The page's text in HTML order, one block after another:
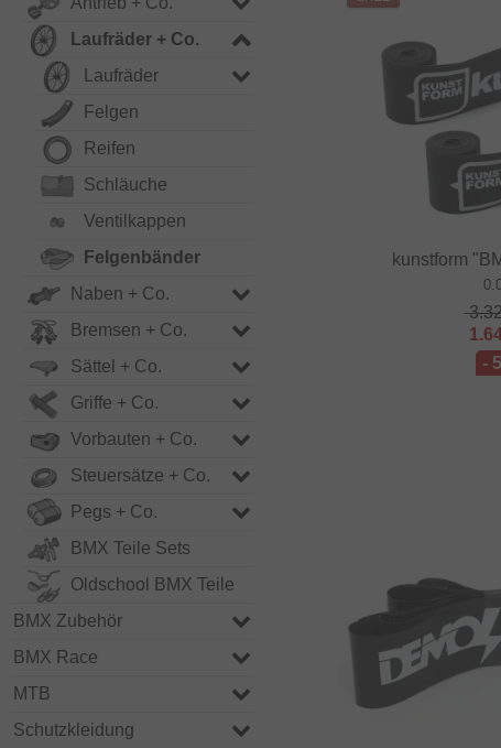
Laufräder + Co.
Laufräder
Felgen
Reifen
Schläuche
Ventilkappen
Felgenbänder
Naben + Co.
Bremsen + Co.
Sättel + Co.
Griffe + Co.
Vorbauten + Co.
Steuersätze + Co.
Pegs + Co.
BMX Teile Sets
Oldschool BMX Teile
BMX Zubehör
BMX Race
MTB
Schutzkleidung
kunstform
-